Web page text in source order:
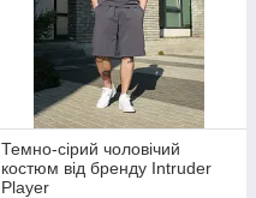
Темно-сірий чоловічий
костюм від бренду Intruder
Player